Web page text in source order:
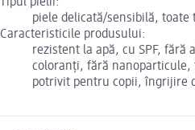
Tipul pielii:
piele delicată/sensibilă, toate
Caracteristicile produsului:
rezistent la apă, cu SPF, fără
coloranți, fără
potrivit pentru copii, îngrijire